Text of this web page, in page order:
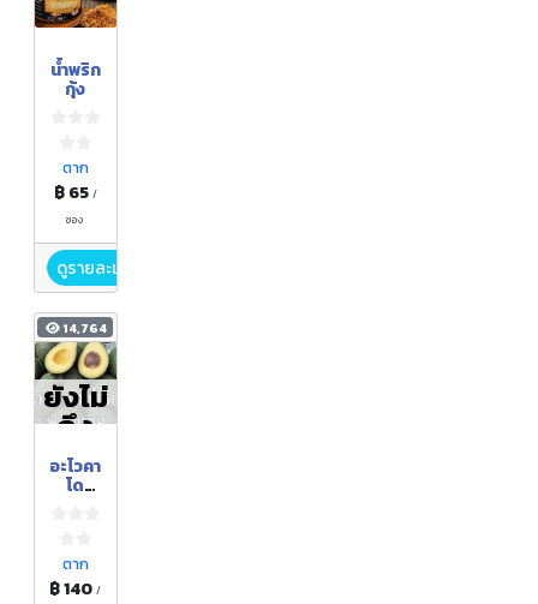
น้ำพริก
กุ้ง
ตาก
฿ 65 /
ซอง
ดูรายละเอียด
14,764
ยังไม่
ถึง
ฤดูกา
ล
อะโวคา
โด
ตาก
฿ 140/